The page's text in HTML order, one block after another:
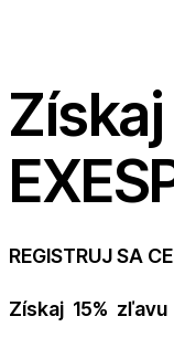
REGISTRUJ SA
Získaj 15%